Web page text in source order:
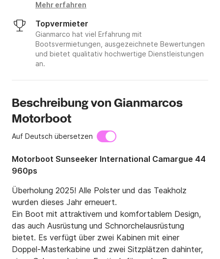
Mehr erfahren
Topvermieter
Gianmarco hat viel Erfahrung mit
Bootsvermietungen, ausgezeichnete Bewertungen
und bietet qualitativ hochwertige Dienstleistungen
an.
Beschreibung von Gianmarcos
Motorboot
Auf Deutsch übersetzen
Motorboot Sunseeker International Camargue 44
960ps
Überholung 2025! Alle Polster und das Teakholz
wurden dieses Jahr erneuert.
Ein Boot mit attraktivem und komfortablem Design,
das auch Ausrüstung und Schnorchelausrüstung
bietet. Es verfügt über zwei Kabinen mit einer
Doppel-Masterkabine und zwei Sitzplätzen dahinter,